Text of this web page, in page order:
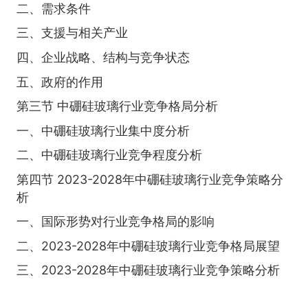
二、需求条件
三、支援与相关产业
四、企业战略、结构与竞争状态
五、政府的作用
第三节 中硼硅玻璃行业竞争格局分析
一、中硼硅玻璃行业集中度分析
二、中硼硅玻璃行业竞争程度分析
第四节 2023-2028年中硼硅玻璃行业竞争策略分
析
一、国际形势对行业竞争格局的影响
二、2023-2028年中硼硅玻璃行业竞争格局展望
三、2023-2028年中硼硅玻璃行业竞争策略分析